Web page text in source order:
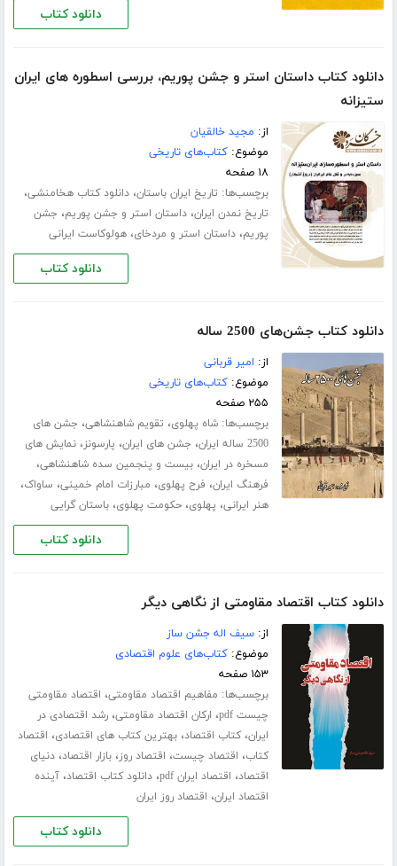
دانلود کتاب
دانلود کتاب داستان استر و جشن پوریم، بررسی اسطوره های ایران
ستیزانه
از: مجید خالقیان
موضوع:کتاب‌های تاریخی
۱۸ صفحه
برچسب‌ها: تاریخ ایران باستان،دانلود کتاب هخامنشی،
تاریخ نمدن ایران،داستان استر و جشن پوریم، جشن
پوریم،داستان استر و مردخای،هولوکاست ایرانی
دانلود کتاب
دانلود کتاب جشن‌های 2500 ساله
از: امیر قربانی
موضوع:کتاب‌های تاریخی
۲۵۵ صفحه
برچسب‌ها:شاه پهلوی، تقویم شاهنشاهی، جشن های
2500 ساله ایران
، جشن های ایران، پارسونز،نمایش های
مسخره در ایران،بیست و پنجمین سده شاهنشاهی،
فرهنگ ایران، فرح پهلوی، مبارزات امام خمینی، ساواک،
هنر ایرانی، پهلوی،حکومت پهلوی،باستان گرایی
دانلود کتاب
دانلود کتاب اقتصاد مقاومتی از نگاهی دیگر
از:سیف اله جشن ساز
موضوع:کتاب‌های علوم اقتصادی
۱۵۳ صفحه
برچسب‌ها: مفاهیم اقتصاد مقاومتی، اقتصاد مقاومتی
چیست pdf
، ارکان اقتصاد مقاومتی،رشد اقتصادی در
ایران،کتاب اقتصاد،بهترین کتاب های اقتصادی، اقتصاد
کتاب، اقتصاد چیست، اقتصاد روز،بازار اقتصاد،دنیای
اقتصاد، اقتصاد ایران pdf ،دانلود کتاب اقتصاد،آینده
اقتصاد ایران، اقتصاد روز ایران
دانلود کتاب